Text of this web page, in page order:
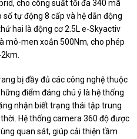
cho công suất tối đa 340 mã
tự động 8 cấp và hệ dẫn động
hai là động cơ 2.5L e-Skyactiv
mô-men xoắn 500Nm, cho phép
bị đầy đủ các công nghệ thuộc
điểm đáng chú ý là hệ thống
nhận biết trạng thái tập trung
Hệ thống camera 360 độ được
quan sát, giúp cải thiện tầm